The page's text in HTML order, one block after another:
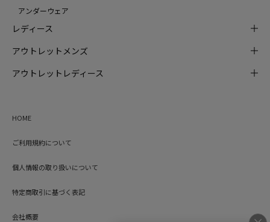
アンダーウェア
レディース
アウトレットメンズ
アウトレットレディース
HOME
ご利用規約について
個人情報の取り扱いについて
特定商取引に基づく表記
会社概要